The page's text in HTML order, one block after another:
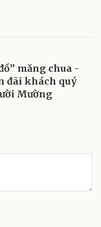
măng chua -
đãi khách quý
Mường